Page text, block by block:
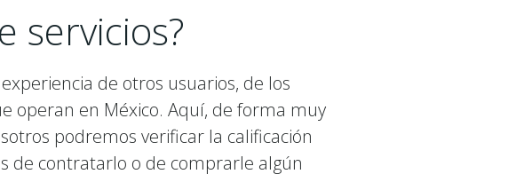
servicios?
de otros usuarios, de los
operan en México. Aquí, de forma muy
podremos verificar la calificación
de contratarlo o de comprarle algún